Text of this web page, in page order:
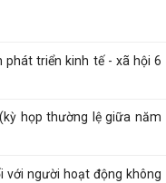
phát triển kinh tế - xã hội 6
họp thường lệ giữa năm
với người hoạt động không